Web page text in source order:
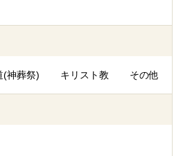
(神葬祭) キリスト教 その他